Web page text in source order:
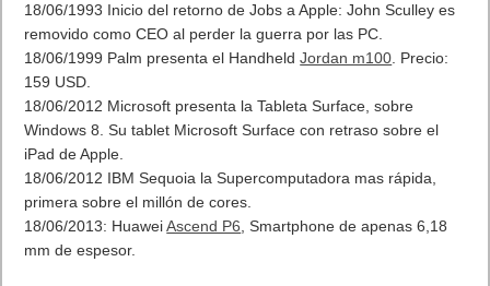
18/06/1993 Inicio del retorno de Jobs a Apple: John Sculley es
removido como CEO al perder la guerra por las PC.
18/06/1999 Palm presenta el HandheldJordan m100. Precio:
159 USD.
18/06/2012 Microsoft presenta la Tableta Surface, sobre
Windows 8. Su tablet Microsoft Surface con retraso sobre el
iPad de Apple.
18/06/2012 IBM Sequoia la Supercomputadora mas rápida,
primera sobre el millón de cores.
18/06/2013: HuaweiAscend P6, Smartphone de apenas 6,18
mm de espesor.